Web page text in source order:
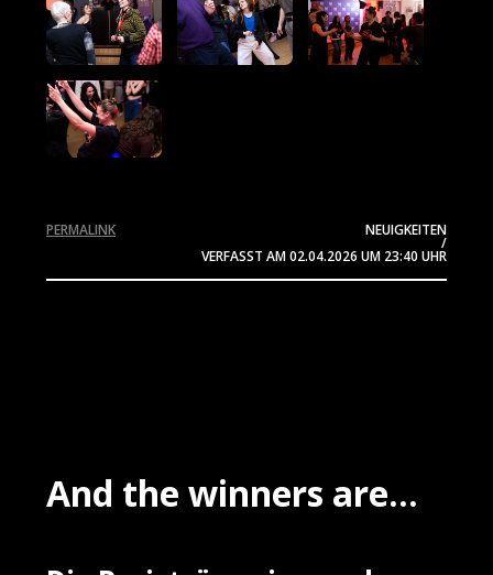
NEUIGKEITEN
/
VERFASST AM02.04.2026 UM 23:40 UHR
PERMALINK
And the winners are...